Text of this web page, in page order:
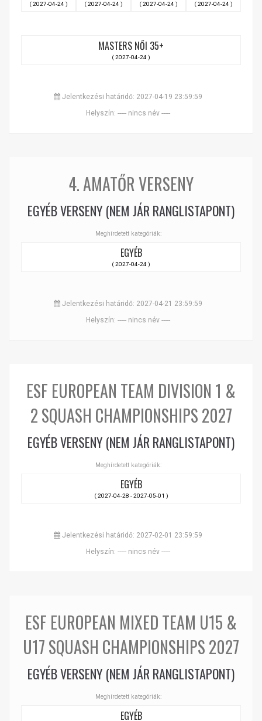
( 2027-04-24 ) ( 2027-04-24 ) ( 2027-04-24 ) ( 2027-04-24 )
MASTERS NŐI 35+
( 2027-04-24 )
Jelentkezési határidő: 2027-04-19 23:59:59
Helyszín: ----- nincs név -----
4. AMATŐR VERSENY
EGYÉB VERSENY (NEM JÁR RANGLISTAPONT)
Meghírdetett kategóriák:
EGYÉB
( 2027-04-24 )
Jelentkezési határidő: 2027-04-21 23:59:59
Helyszín: ----- nincs név -----
ESF EUROPEAN TEAM DIVISION 1 &
2 SQUASH CHAMPIONSHIPS 2027
EGYÉB VERSENY (NEM JÁR RANGLISTAPONT)
Meghírdetett kategóriák:
EGYÉB
( 2027-04-28 - 2027-05-01 )
Jelentkezési határidő: 2027-02-01 23:59:59
Helyszín: ----- nincs név -----
ESF EUROPEAN MIXED TEAM U15 &
U17 SQUASH CHAMPIONSHIPS 2027
EGYÉB VERSENY (NEM JÁR RANGLISTAPONT)
Meghírdetett kategóriák:
EGYÉB